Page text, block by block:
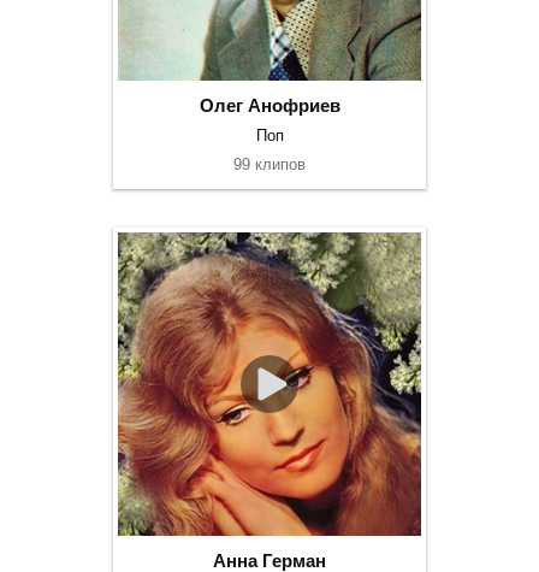
Олег Анофриев
Поп
99 клипов
Анна Герман